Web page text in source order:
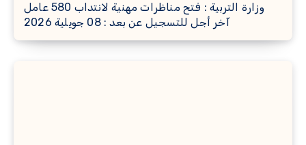
وزارة التربية : فتح مناظرات مهنية لانتداب 580 عامل
آخر أجل للتسجيل عن بعد : 08 جويلية 2026